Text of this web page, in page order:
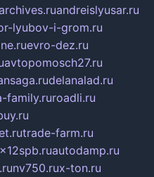
andreislyusar.ru
lyubov-i-grom.ru
evro-dez.ru
avtopomosch27.ru
delanalad.ru
family.ruroadli.ru
trade-farm.ru
autodamp.ru
nv750.rux-ton.ru